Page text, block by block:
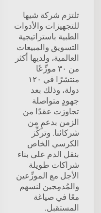
تلتزم شركة شيها
للتجهيزات والأدوات
الطبية باستراتيجية
التسويق والمبيعات
العالمية، ولديها أكثر
من ٣٠ موزِّعًا
منتشرًا في ١٢٠
دولة، وذلك بعد
جهودٍ متواصلة
تجاوزت عقدًا من
الزمن بدعمٍ من
شركائنا. وتركِّز
الكرسي الخاص
بنقل الدم على بناء
شراكات طويلة
الأجل مع الموزِّعين
والمُدمِجين لنسهم
معًا في صياغة
المستقبل.